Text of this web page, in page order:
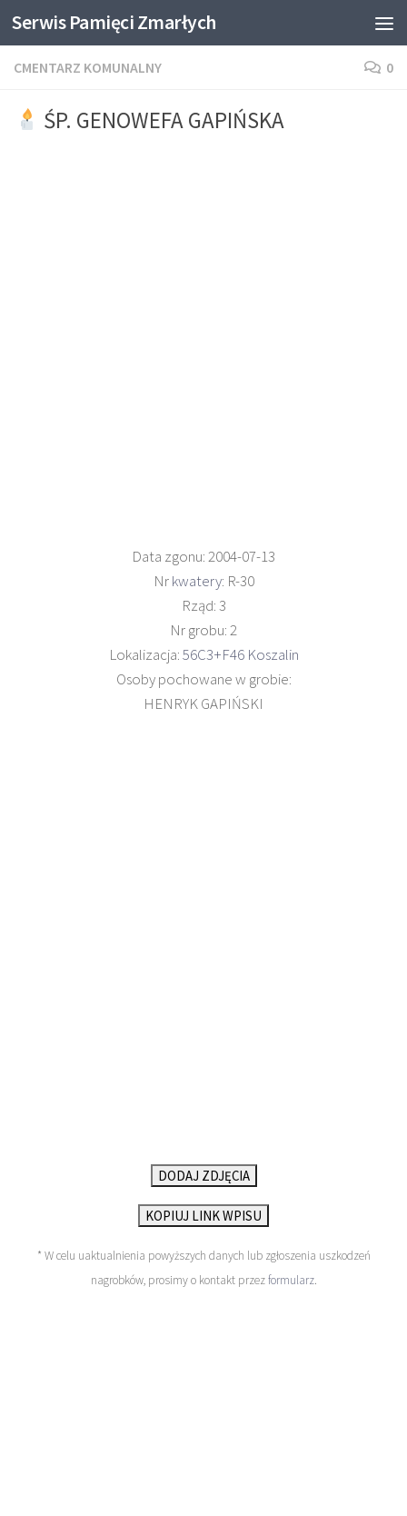
Skip to content
Serwis Pamięci Zmarłych
CMENTARZ KOMUNALNY 0
ŚP. GENOWEFA GAPIŃSKA
Data zgonu: 2004-07-13
Nrkwatery: R-30
Rząd: 3
Nr grobu: 2
Lokalizacja:56C3+F46 Koszalin
Osoby pochowane w grobie:
HENRYK GAPIŃSKI
DODAJ ZDJĘCIA
KOPIUJ LINK WPISU
* W celu uaktualnienia powyższych danych lub zgłoszenia uszkodzeń
nagrobków, prosimy o kontakt przezformularz.